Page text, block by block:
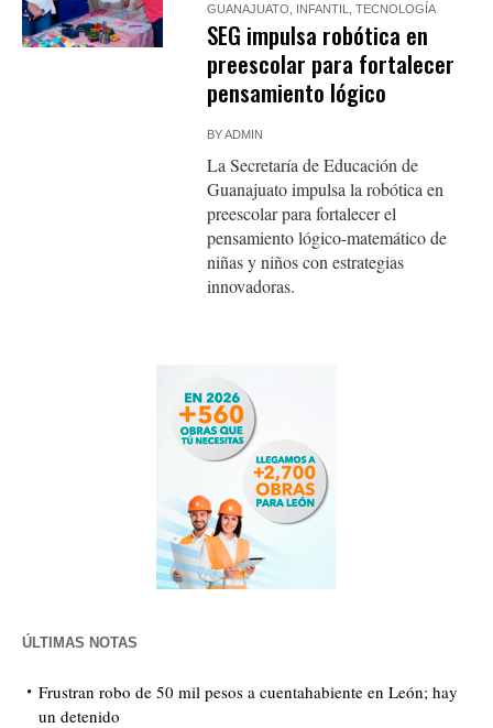
GUANAJUATO
INFANTIL ,TECNOLOGÍA
SEG impulsa robótica en
preescolar para fortalecer
pensamiento lógico
BYADMIN
La Secretaría de Educación de
Guanajuato impulsa la robótica en
preescolar para fortalecer el
pensamiento lógico-matemático de
niñas y niños con estrategias
innovadoras.
ÚLTIMAS NOTAS
Frustran robo de 50 mil pesos a cuentahabiente en León; hay
un detenido